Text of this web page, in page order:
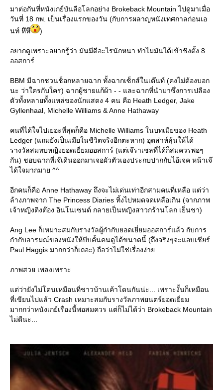
มาต่อกันที่หนังเกย์บันลือโลกอย่าง Brokeback Mountain ไปดูมาเมื่อ
วันที่ 18 กพ. เป็นเรื่องแรกของวัน (กับการผลาญหนังเทศกาลก่อนเอ
นท์ หึหึ
)
อยากดูเพราะอยากรู้ว่า มันมีดีอะไรนักหนา ทำไมมันได้เข้าชิงตั้ง 8
ออสการ์
BBM มีฉากชวนช็อกหลายฉาก ทั้งฉากเซ็กส์ในเต๊นท์ (คงไม่ต้องบอก
นะ ว่าใครกับใคร) ฉากผู้ชายแก้ผ้า - - และฉากที่นำมาซึ่งการเปลือง
ตัวทั้งหลายทั้งแหล่ของนักแสดง 4 คน คือ Heath Ledger, Jake
Gyllenhaal, Michelle Williams & Anne Hathaway
คนที่ได้ใจไปเยอะที่สุดก็คือ Michelle Williams ในบทเมียของ Heath
Ledger (แถมยังเป็นเมียในชีวิตจริงอีกตะหาก) อุตส่าห์ลุ้นให้ได้
รางวัลสมทบหญิงยอดเยี่ยมออสการ์ (แต่เจ๊ราเชลที่ได้ก็สมควรพอๆ
กัน) ชอบฉากที่เจ๊เดินออกมาเจอผัวตัวเองประกบปากกับไอ้เจค หน้าเจ๊
ได้ใจมากมาย ^^
อีกคนก็คือ Anne Hathaway ถึงจะไม่เด่นเท่าอีกสามคนที่เหลือ แต่ว่า
ล้างภาพจาก The Princess Diaries ทิ้งไปหมดจดเหลือเกิน (จากภาพ
เจ้าหญิงติงต๊อง อินโนเซนต์ กลายเป็นหญิงสาวกร้านโลก เย็นชา)
Ang Lee ก็เหมาะสมกับรางวัลผู้กำกับยอดเยี่ยมออสการ์แล้ว กับการ
กำกับอารมณ์ของหนังให้บีบคั้นคนดูได้ขนาดนี้ (ถึงจริงๆจะแอบเชียร์
Paul Haggis มากกว่าก็เถอะ) ถือว่าไม่ใช่เรื่องง่า
ภาพสวย เพลงเพราะ
ต่ว่ายังไม่โดนเหมือนที่ชาวบ้านเค้าโดนกันน่ะ... เพราะงั้นก็เหมือน
ที่เขียนไปแล้ว Crash เหมาะสมกับรางวัลภาพยนตร์ยอดเยี่ยม
มากกว่าหนังเกย์เรื่องนี้พอสมควร แต่ก็ไม่ได้ว่า Brokeback Mountain
ไม่ดีนะ...